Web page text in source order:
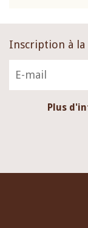
Inscription à
Plus